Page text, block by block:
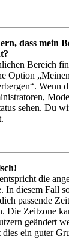
dass mein
Bereich
Option
Wenn
sehen. Du
die
In diesem Fall
passende
Die Zeitzone
geändert
ein guter